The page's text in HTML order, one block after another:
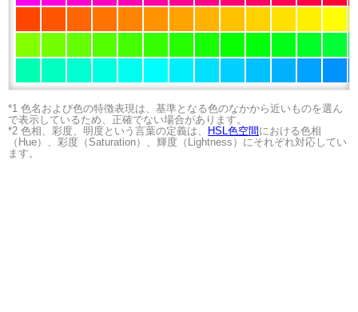
*1 色名および色の特徴表現は、基準となる色のなかから近いものを選ん
で表示しているため、正確でない場合があります。
*2 色相、彩度、明度という言葉の定義は、
HSL色空間 における色相
（Hue）、彩度（Saturation）、輝度（Lightness）にそれぞれ対応してい
ます。